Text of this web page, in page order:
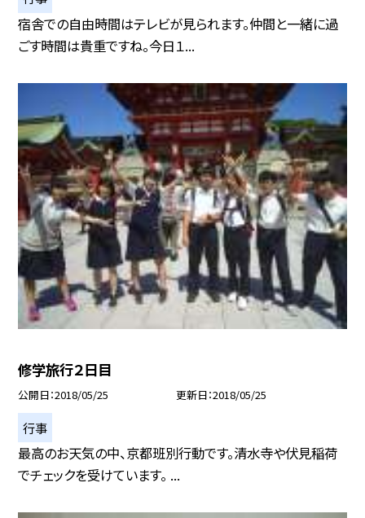
宿舎での自由時間はテレビが見られます。仲間と一緒に過
ごす時間は貴重ですね。今日１...
修学旅行２日目
公開日 2018/05/25 更新日 2018/05/25
行事
最高のお天気の中、京都班別行動です。清水寺や伏見稲荷
でチェックを受けています。 ...